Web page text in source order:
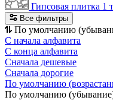
Гипсовая плитка 1
Все фильтры
По умолчанию
С начала алфавита
С конца алфавита
Сначала дешевые
Сначала дорогие
По умолчанию
По умолчанию